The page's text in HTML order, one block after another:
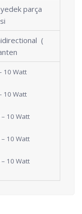
parça
(
10 Watt
10 Watt
10 Watt
10 Watt
10 Watt